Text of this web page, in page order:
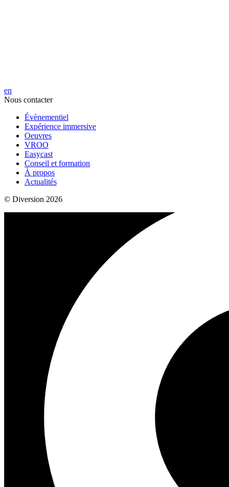
en
Nous contacter
Évènementiel
Expérience immersive
Oeuvres
VROO
Easycast
Conseil et formation
À propos
Actualités
© Diversion 2026